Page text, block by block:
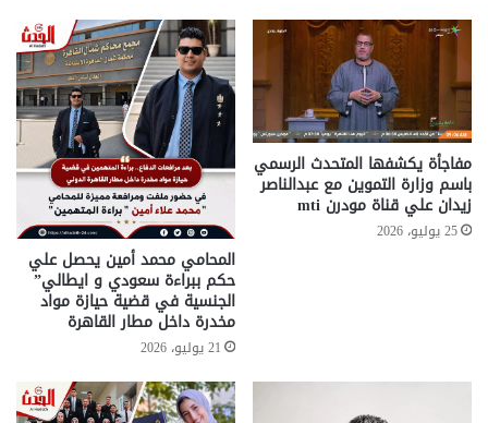
مفاجأة يكشفها المتحدث الرسمي
باسم وزارة التموين مع عبدالناصر
زيدان علي قناة مودرن mti
25 يوليو، 2026
المحامي محمد أمين يحصل علي
حكم ببراءة سعودي و ايطالي”
الجنسية في قضية حيازة مواد
مخدرة داخل مطار القاهرة
21 يوليو، 2026